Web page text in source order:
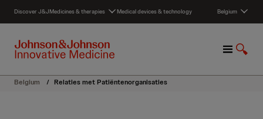
c
Discover J&JMedicines & therapies Medical devices & technology Belgium
M
n
S
o
Belgium / Relaties met Patiëntenorganisaties